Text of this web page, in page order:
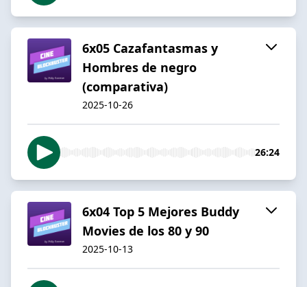
6x05 Cazafantasmas y
Hombres de negro
(comparativa)
2025-10-26
26:24
6x04 Top 5 Mejores Buddy
Movies de los 80 y 90
2025-10-13